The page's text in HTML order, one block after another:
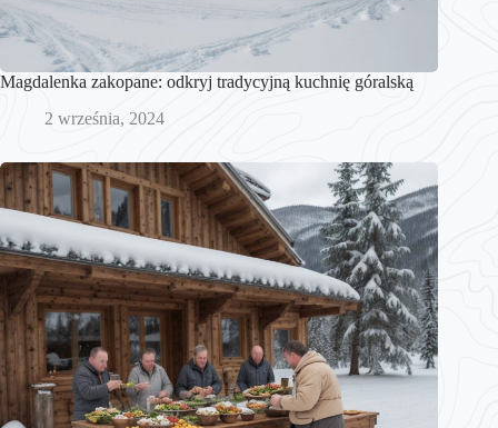
Magdalenka zakopane: odkryj tradycyjną kuchnię góralską
2 września, 2024